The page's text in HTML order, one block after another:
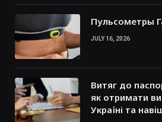
Пульсометры
JULY 16, 2026
Витяг до
як отримати
Україні та